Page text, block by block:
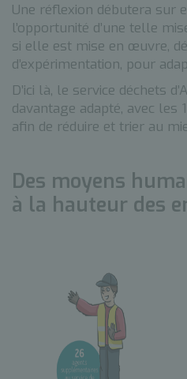
Une réflexion débutera sur
l’opportunité d’une telle
si elle est mise en œuvre,
d’expérimentation, pour
D’ici là, le service déchets
davantage adapté, avec les
afin de réduire et trier au
Des moyens
à la hauteur des